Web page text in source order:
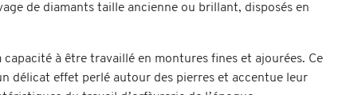
de diamants taille ancienne ou brillant, disposés en
à être travaillé en montures fines et ajourées. Ce
délicat effet perlé autour des pierres et accentue leur